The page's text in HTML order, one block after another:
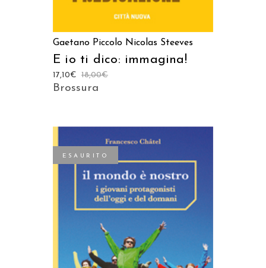
Gaetano Piccolo Nicolas Steeves
E io ti dico: immagina!
18,00€
17,10€
Brossura
ESAURITO
LEGGI TUTTO